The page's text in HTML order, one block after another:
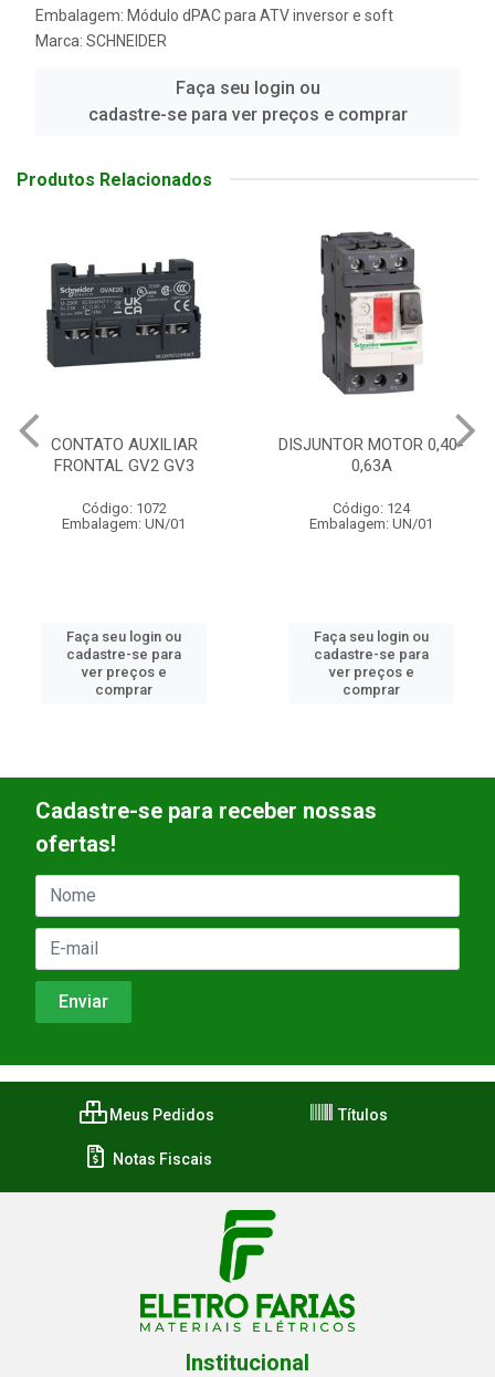
Embalagem: Módulo dPAC para ATV inversor e soft
Marca: SCHNEIDER
Faça seu login ou
cadastre-se para ver preços e comprar
Produtos Relacionados
DISJUNTOR MOTOR 0,40-
0,63A
Código: 124
Embalagem: UN/01
Faça seu login ou
cadastre-se para
ver preços e
comprar
DISJUNTOR MOTOR 37-50A
Código: 1244
Embalagem: UN/01
Faça seu login ou
cadastre-se para
ver preços e
comprar
Cadastre-se para receber nossas
ofertas!
Meus Pedidos Títulos
Notas Fiscais
Institucional